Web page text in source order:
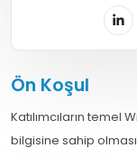
Ön Koşul
Katılımcıların
bilgisine sahip